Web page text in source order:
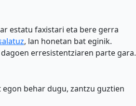
estatu faxistari eta bere gerra
, lan honetan bat eginik.
erresistentziaren parte gara.
behar dugu, zantzu guztien